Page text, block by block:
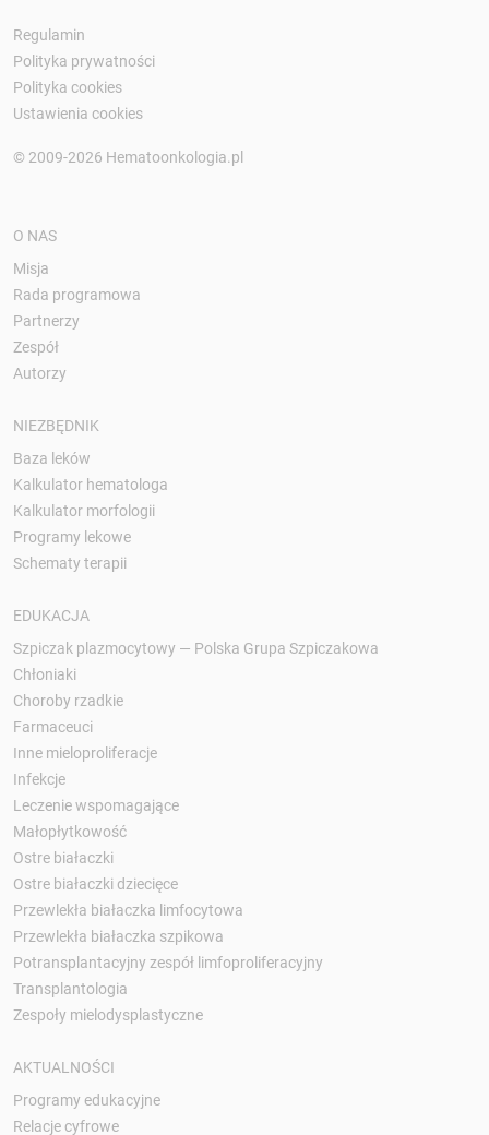
Regulamin
Polityka prywatności
Polityka cookies
Ustawienia cookies
© 2009-2026 Hematoonkologia.pl
O NAS
Misja
Rada programowa
Partnerzy
Zespół
Autorzy
NIEZBĘDNIK
Baza leków
Kalkulator hematologa
Kalkulator morfologii
Programy lekowe
Schematy terapii
EDUKACJA
Szpiczak plazmocytowy — Polska Grupa Szpiczakowa
Chłoniaki
Choroby rzadkie
Farmaceuci
Inne mieloproliferacje
Infekcje
Leczenie wspomagające
Małopłytkowość
Ostre białaczki
Ostre białaczki dziecięce
Przewlekła białaczka limfocytowa
Przewlekła białaczka szpikowa
Potransplantacyjny zespół limfoproliferacyjny
Transplantologia
Zespoły mielodysplastyczne
AKTUALNOŚCI
Programy edukacyjne
Relacje cyfrowe